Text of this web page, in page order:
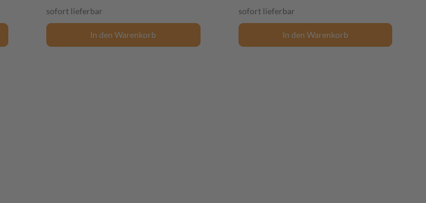
sofort lieferbar
In den Warenkorb
sofort lieferbar
In den Warenkorb